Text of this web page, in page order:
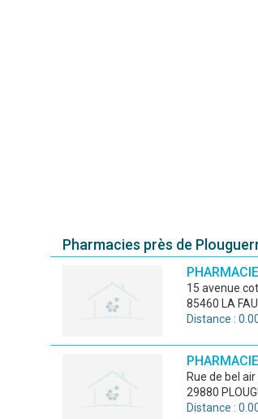
Pharmacies près de
15 avenue
85460 LA
Distance :
rue de bel air
29880
Distance :